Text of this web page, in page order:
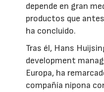
depende en gran
productos que
ha concluido.
Tras él, Hans
development
Europa, ha
compañía nipona